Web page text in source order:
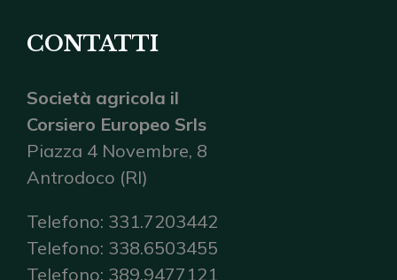
CONTATTI
Società agricola il
Corsiero Europeo Srls
Piazza 4 Novembre, 8
Antrodoco (RI)
Telefono: 331.7203442
Telefono: 338.6503455
Telefono: 389.9477121